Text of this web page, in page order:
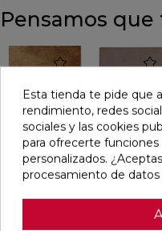
Pensamos
CUERO
MATE
33,3X33,3
BASE
NATURAL
24,6X24,6
Esta tienda te pide que
rendimiento, redes
sociales y las cookies
para ofrecerte
personalizados.
procesamiento de datos